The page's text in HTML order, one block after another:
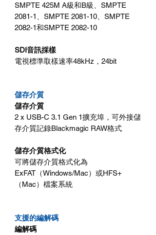
SMPTE 425M A級和B級、SMPTE
2081-1、SMPTE 2081-10、SMPTE
2082-1和SMPTE 2082-10
SDI音訊採樣
電視標準取樣速率48kHz，24bit
儲存介質
儲存介質
2 x USB-C 3.1 Gen 1擴充埠，可外接儲
存介質記錄Blackmagic RAW格式
儲存介質格式化
可將儲存介質格式化為
ExFAT（Windows/Mac）或HFS+
（Mac）檔案系統
支援的編解碼
編解碼